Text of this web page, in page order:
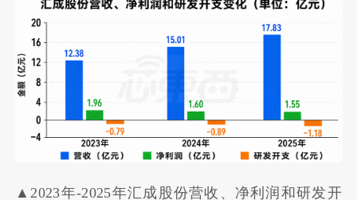
▲2023年-2025年汇成股份营收、净利润和研发开